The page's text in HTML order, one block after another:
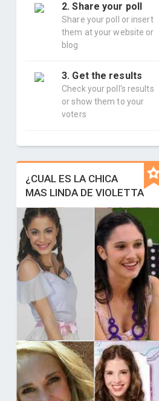
2. Share your poll
Share your poll or insert
them at your website or
blog
3. Get the results
Check your poll's results
or show them to your
voters
¿CUAL ES LA CHICA
MAS LINDA DE VIOLETTA